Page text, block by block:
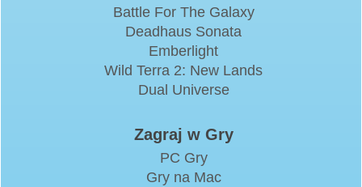
Battle For The Galaxy
Deadhaus Sonata
Emberlight
Wild Terra 2: New Lands
Dual Universe
Zagraj w Gry
PC Gry
Gry na Mac